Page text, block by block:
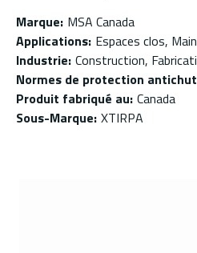
Marque: MSA Canada
Applications: Espaces clos,
Industrie: Construction,
Normes de protection
Produit fabriqué au: Canada
Sous-Marque: XTIRPA